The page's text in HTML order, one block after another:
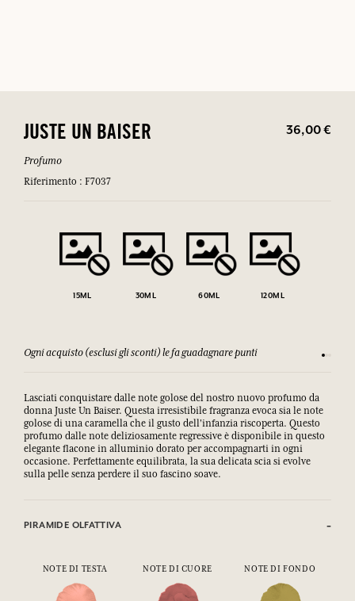
JUSTE UN BAISER 36,00 €
Profumo
Riferimento : F7037
15ML 30ML 60ML 120ML
Ogni acquisto (esclusi gli sconti) le fa guadagnare punti
Lasciati conquistare dalle note golose del nostro nuovo profumo da
donna Juste Un Baiser. Questa irresistibile fragranza evoca sia le note
golose di una caramella che il gusto dell'infanzia riscoperta. Questo
profumo dalle note deliziosamente regressive è disponibile in questo
elegante flacone in alluminio dorato per accompagnarti in ogni
occasione. Perfettamente equilibrata, la sua delicata scia si evolve
sulla pelle senza perdere il suo fascino soave.
PIRAMIDE OLFATTIVA
NOTE DI TESTA NOTE DI CUORE NOTE DI FONDO